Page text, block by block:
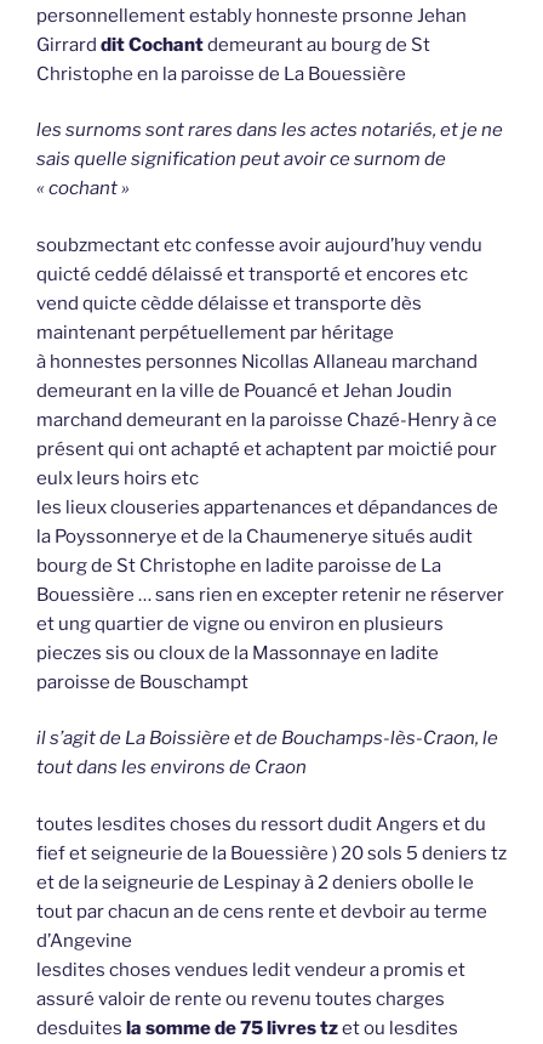
personnellement estably honneste prsonne Jehan
Girrard dit Cochantdemeurant au bourg de St
Christophe en la paroisse de La Bouessière
les surnoms sont rares dans les actes notariés, et je ne
sais quelle signification peut avoir ce surnom de
« cochant »
soubzmectant etc confesse avoir aujourd’huy vendu
quicté ceddé délaissé et transporté et encores etc
vend quicte cèdde délaisse et transporte dès
maintenant perpétuellement par héritage
à honnestes personnes Nicollas Allaneau marchand
demeurant en la ville de Pouancé et Jehan Joudin
marchand demeurant en la paroisse Chazé-Henry à ce
présent qui ont achapté et achaptent par moictié pour
eulx leurs hoirs etc
les lieux clouseries appartenances et dépandances de
la Poyssonnerye et de la Chaumenerye situés audit
bourg de St Christophe en ladite paroisse de La
Bouessière … sans rien en excepter retenir ne réserver
et ung quartier de vigne ou environ en plusieurs
pieczes sis ou cloux de la Massonnaye en ladite
paroisse de Bouschampt
il s’agit de La Boissière et de Bouchamps-lès-Craon, le
tout dans les environs de Craon
toutes lesdites choses du ressort dudit Angers et du
fief et seigneurie de la Bouessière ) 20 sols 5 deniers tz
et de la seigneurie de Lespinay à 2 deniers obolle le
tout par chacun an de cens rente et devboir au terme
d’Angevine
lesdites choses vendues ledit vendeur a promis et
assuré valoir de rente ou revenu toutes charges
desduites la somme de 75 livres tzet ou lesdites